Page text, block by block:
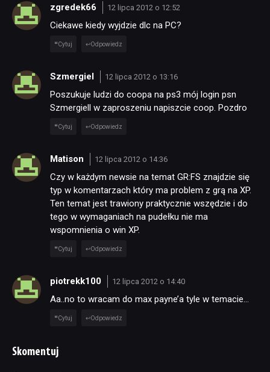
zgredek66 12 lipca 2012 o 12:52
Ciekawe kiedy wyjdzie dlc na PC?
Cytuj Odpowiedz
Szmergiel 12 lipca 2012 o 13:16
Poszukuje ludzi do coopa na ps3 mój login psn
Szmergiell w zaproszeniu napiszcie coop. Pozdro
Cytuj Odpowiedz
Matison 12 lipca 2012 o 14:36
Czy w każdym newsie na temat GR:FS znajdzie się
typ w komentarzach który ma problem z grą na XP.
Ten temat jest trawiony praktycznie wszędzie i do
tego w wymaganiach na pudełku nie ma
wspomnienia o win XP.
Cytuj Odpowiedz
piotrekk100 12 lipca 2012 o 14:40
Aa..no to wracam do max payne’a tyle w temacie…
Cytuj Odpowiedz
Skomentuj